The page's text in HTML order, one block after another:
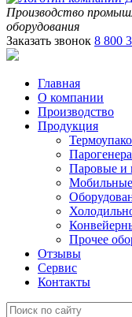
Производство
оборудования
Заказать звонок 8 800
Главная
О компании
Производство
Продукция
Паровые и
Мобильные
Прочее
Отзывы
Сервис
Контакты